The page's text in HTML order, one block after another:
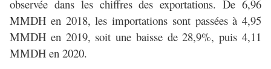
observée dans les chiffres des exportations. De 6,96
MMDH en 2018, les importations sont passées à 4,95
MMDH en 2019, soit une baisse de 28,9%, puis 4,11
MMDH en 2020.